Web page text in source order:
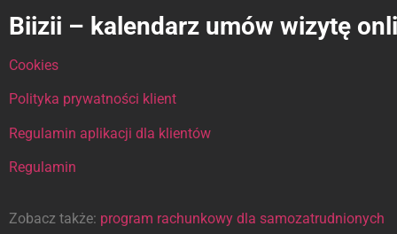
Biizii – kalendarz umów wizytę
Cookies
Polityka prywatności klient
Regulamin aplikacji dla klientów
Regulamin
Zobacz także: program rachunkowy dla samozatrudnionych